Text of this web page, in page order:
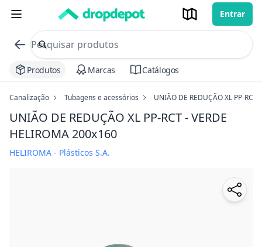
Entrar
commerce search no header
Procurar
Produtos Marcas Catálogos
Canalização Tubagens e acessórios UNIÃO DE REDUÇÃO XL PP-RCT
UNIÃO DE REDUÇÃO XL PP-RCT - VERDE
HELIROMA 200x160
HELIROMA - Plásticos S.A.